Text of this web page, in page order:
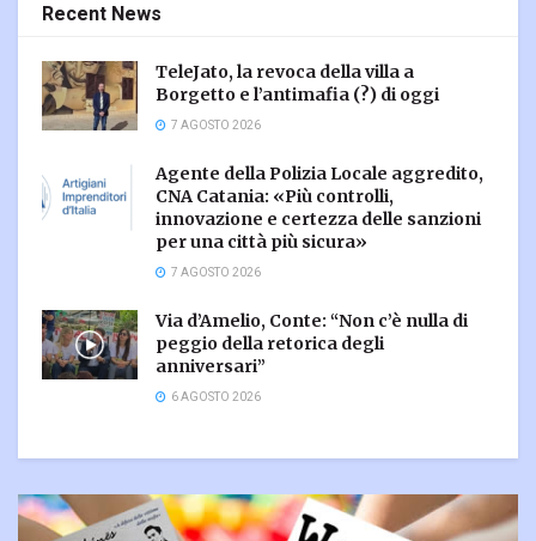
Recent News
TeleJato, la revoca della villa a
Borgetto e l’antimafia (?) di oggi
7 AGOSTO 2026
Agente della Polizia Locale aggredito,
CNA Catania: «Più controlli,
innovazione e certezza delle sanzioni
per una città più sicura»
7 AGOSTO 2026
Via d’Amelio, Conte: “Non c’è nulla di
peggio della retorica degli
anniversari”
6 AGOSTO 2026